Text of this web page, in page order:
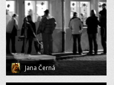
Jana Černá